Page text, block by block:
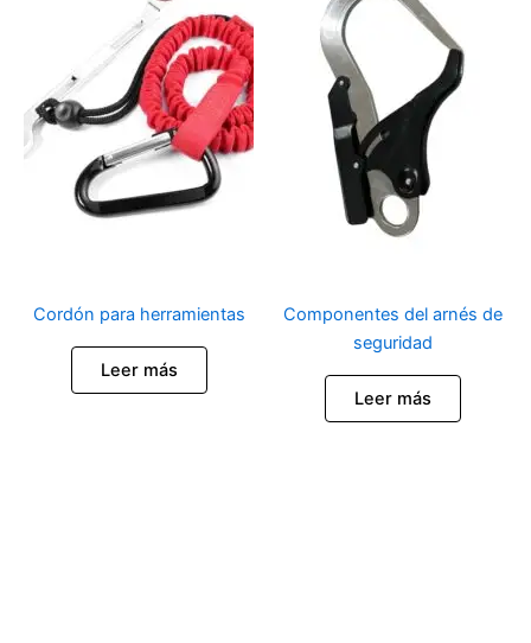
Cordón para herramientas
Leer más
Componentes del arnés de
seguridad
Leer más